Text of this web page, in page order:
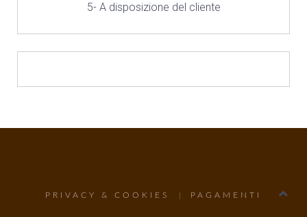
5- A disposizione del cliente
PRIVACY & COOKIES PAGAMENTI